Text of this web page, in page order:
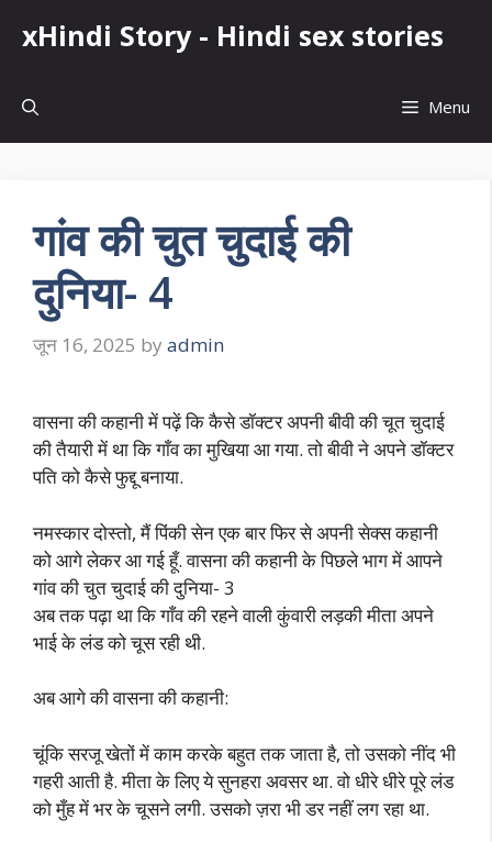
xHindi Story - Hindi sex stories
Menu
गांव की चुत चुदाई की
दुनिया- 4
जून 16, 2025 by admin
वासना की कहानी में पढ़ें कि कैसे डॉक्टर अपनी बीवी की चूत चुदाई
की तैयारी में था कि गाँव का मुखिया आ गया. तो बीवी ने अपने डॉक्टर
पति को कैसे फुद्दू बनाया.
नमस्कार दोस्तो, मैं पिंकी सेन एक बार फिर से अपनी सेक्स कहानी
को आगे लेकर आ गई हूँ. वासना की कहानी के पिछले भाग में आपने
गांव की चुत चुदाई की दुनिया- 3
अब तक पढ़ा था कि गाँव की रहने वाली कुंवारी लड़की मीता अपने
भाई के लंड को चूस रही थी.
अब आगे की वासना की कहानी:
चूंकि सरजू खेतों में काम करके बहुत तक जाता है, तो उसको नींद भी
गहरी आती है. मीता के लिए ये सुनहरा अवसर था. वो धीरे धीरे पूरे लंड
को मुँह में भर के चूसने लगी. उसको ज़रा भी डर नहीं लग रहा था.